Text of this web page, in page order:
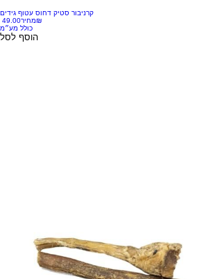
קרניבור סטיק דחוס עטוף גידים
מחיר‏49.00 ‏₪
כולל מע״מ
הוסף לסל